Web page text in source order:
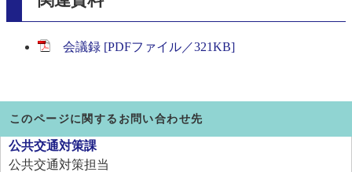
会議録 [PDFファイル／321KB]
このページに関するお問い合わせ先
公共交通対策課
公共交通対策担当